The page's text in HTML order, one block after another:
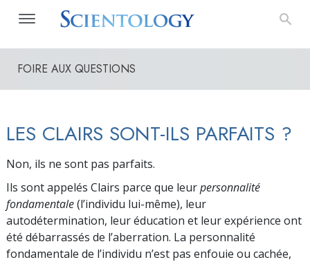
FOIRE AUX QUESTIONS
LES CLAIRS SONT-ILS PARFAITS ?
Non, ils ne sont pas parfaits.
Ils sont appelés Clairs parce que leurpersonnalité
fondamentale(l’individu lui-même), leur
autodétermination, leur éducation et leur expérience ont
été débarrassés de l’aberration. La personnalité
fondamentale de l’individu n’est pas enfouie ou cachée,